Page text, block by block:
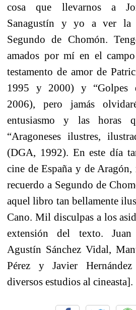
cosa que llevarnos a
Sanagustín y yo a ver la
Segundo de Chomón.
amados por mí en el
testamento de amor de
1995 y 2000) y “Golpes
2006), pero jamás
entusiasmo y las horas
“Aragoneses ilustres,
(DGA, 1992). En este día
cine de España y de Aragón,
recuerdo a Segundo de
aquel libro tan bellamente
Cano. Mil disculpas a los
extensión del texto. Juan
Agustín Sánchez Vidal,
Pérez y Javier
diversos estudios al cineasta].